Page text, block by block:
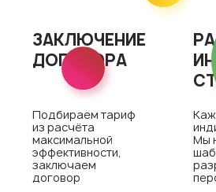
ЗАКЛЮЧЕНИЕ
ДОГОВОРА
Подбираем тариф
из расчёта
максимальной
эффективности,
заключаем
договор
Мы